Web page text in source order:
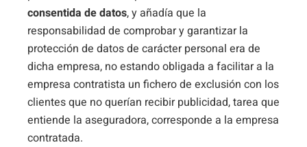
consentida de datos, y añadía que la
responsabilidad de comprobar y garantizar la
protección de datos de carácter personal era de
dicha empresa, no estando obligada a facilitar a la
empresa contratista un fichero de exclusión con los
clientes que no querían recibir publicidad, tarea que
entiende la aseguradora, corresponde a la empresa
contratada.